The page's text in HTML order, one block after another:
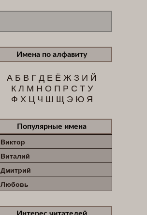
Имена по алфавиту
А Б В ГД Е Ё Ж З И Й
К Л М Н О П Р С Т У
Ф Х Ц Ч Ш Щ Э Ю Я
Популярные имена
Виктор
Виталий
Дмитрий
Любовь